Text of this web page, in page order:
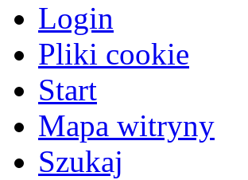
Login
Pliki cookie
Start
Mapa witryny
Szukaj